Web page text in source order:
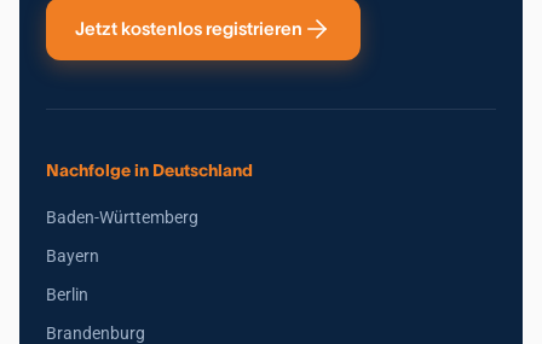
Jetzt kostenlos registrieren
Nachfolge in Deutschland
Baden-Württemberg
Bayern
Berlin
Brandenburg